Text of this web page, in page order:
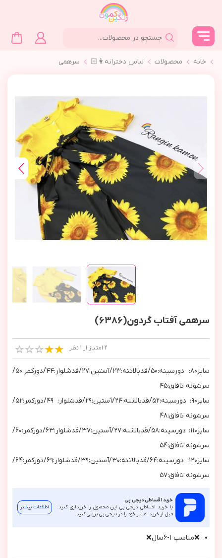
خانه محصولات لباس دخترانه👩🏻 سرهمي
سرهمی آفتاب گردون(6386)
2 امتیاز از 1 نظر
سايز٨٠: دورسينه:٥٠/قدبالاتنه:٢٣/آستين:٢٧/قدشلوار:٤٤/دوركمر:٥٠/
سرشونه تافاق:٤٥
سايز٩٠: دورسينه:٥٢/قدبالاتنه:٢٤/آستين:٢٩/قدشلوار: ٤٩/دوركمر:٥٢/
سرشونه تافاق:٤٨
سايز١١٠: دورسينه:٥٨/قدبالاتنه:٢٧/آستين:٣٧/قدشلوار:٦٣/دوركمر:٦٠/
سرشونه تافاق:٥٤
سايز١٢٠: دورسينه:٦٤/قدبالاتنه:٣٠/آستين:٣٩/قدشلوار:٦٩/دوركمر:٦٤/
سرشونه تافاق:٥٧
خرید اقساطی دیجی پی
با خرید اقساطی دیجی پی این محصول را خریداری کنید.
قبل از خرید اعتبار خود را در دیجی پی بررسی کنید.
اطلاعات بیشتر
❌مناسب ١-٦سال❌